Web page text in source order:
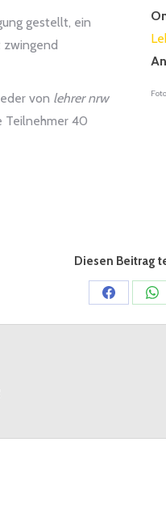
gestellt, ein
zwingend
von lehrer nrw
Teilnehmer 40
Diesen Beitrag
Share
on
on